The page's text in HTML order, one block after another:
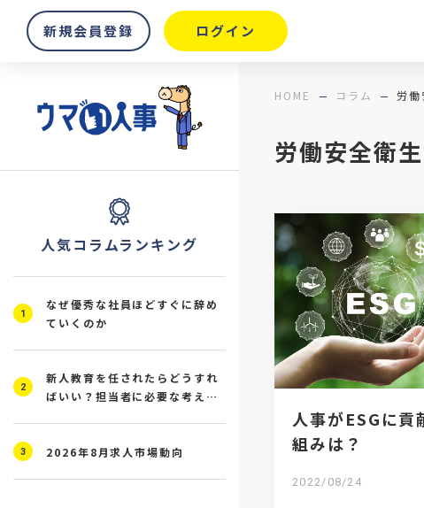
新規会員登録 ログイン
HOME コラム 労
労働安全衛
人事がESGに貢
組みは？
2022/08/24
人気コラムランキング
1
なぜ優秀な社員ほどすぐに辞め
ていくのか
2
新人教育を任されたらどうすれ
ばいい？担当者に必要な考え方
3 2026年8月求人市場動向